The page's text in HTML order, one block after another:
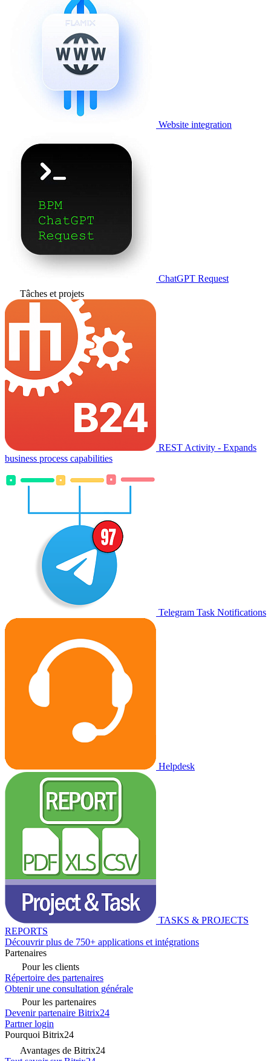
Website integration
ChatGPT Request
Tâches et projets
REST Activity - Expands
business process capabilities
Telegram Task Notifications
Helpdesk
TASKS & PROJECTS
REPORTS
Découvrir plus de 750+ applications et intégrations
Partenaires
Pour les clients
Répertoire des partenaires
Obtenir une consultation générale
Pour les partenaires
Devenir partenaire Bitrix24
Partner login
Pourquoi Bitrix24
Avantages de Bitrix24